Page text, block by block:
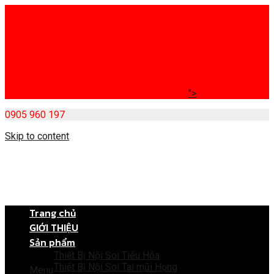
">
0905 960 197
Skip to content
Menu
Trang chủ
GIỚI THIỆU
Sản phẩm
Thiết Bị Nội Soi Tiêu Hóa
Thiết Bị Nội Soi Tai mũi Họng